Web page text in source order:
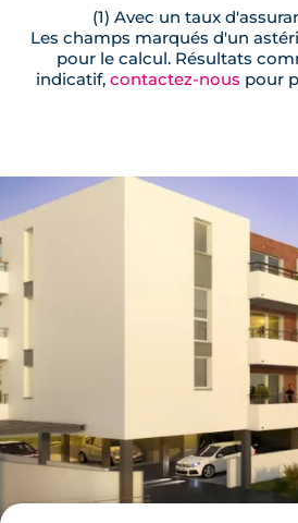
(1) Avec un taux
Les champs marqués d'un
pour le calcul. Résultats
indicatif, contactez-nous pour